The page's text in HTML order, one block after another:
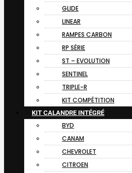
GLIDE
LINEAR
RAMPES CARBON
RP SÉRIE
ST – EVOLUTION
SENTINEL
TRIPLE-R
KIT COMPÉTITION
KIT CALANDRE INTÉGRÉ
BYD
CANAM
CHEVROLET
CITROEN